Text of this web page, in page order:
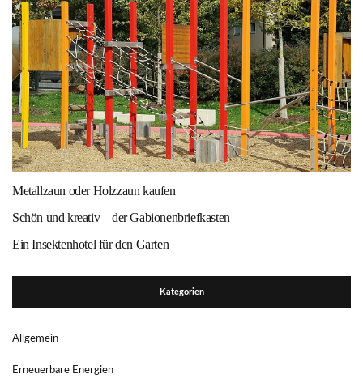
Metallzaun oder Holzzaun kaufen
Schön und kreativ – der Gabionenbriefkasten
Ein Insektenhotel für den Garten
Kategorien
Allgemein
Erneuerbare Energien